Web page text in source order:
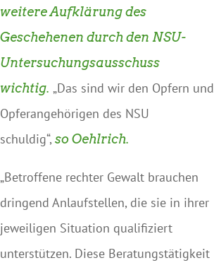
weitere Aufklärung des
Geschehenen durch den NSU-
Untersuchungsausschuss
wichtig. „Das sind wir den Opfern und
Opferangehörigen des NSU
schuldig“, so Oehlrich.
„Betroffene rechter Gewalt brauchen
dringend Anlaufstellen, die sie in ihrer
jeweiligen Situation qualifiziert
unterstützen. Diese Beratungstätigkeit